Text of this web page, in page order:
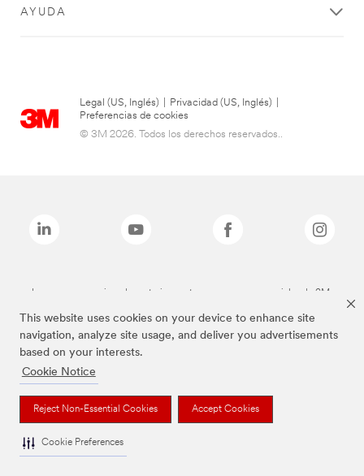
This website uses cookies on your device to enhance site
navigation, analyze site usage, and deliver you advertisements
based on your interests.
Cookie Notice
Reject Non-Essential Cookies Accept Cookies
Cookie Preferences
AYUDA
Legal (US, Inglés) Privacidad (US, Inglés)
Preferencias de cookies
© 3M 2026. Todos los derechos reservados..
Las marcas mencionadas anteriormente son marcas comerciales de 3M.